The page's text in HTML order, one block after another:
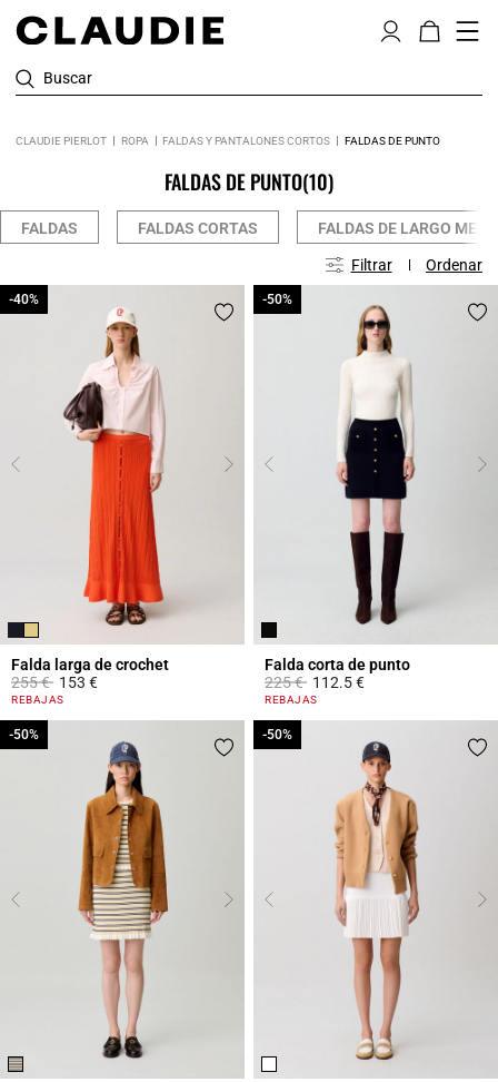
Buscar
CLAUDIE PIERLOT ROPA FALDAS Y PANTALONES CORTOS FALDAS DE PUNTO
FALDAS DE PUNTO(10)
FALDAS FALDAS CORTAS FALDAS DE LARGO
Filtrar Ordenar
Falda larga de crochet
Price reduced from
255 €to
-40%
153 €
3,9 out of 5 Customer Rating
REBAJAS
-40%
Falda corta de punto
Price reduced from
225 €to
-50%
112.5 €
4,2 out of 5 Customer Rating
REBAJAS
-50%
-50%
-50% -50%
-50%